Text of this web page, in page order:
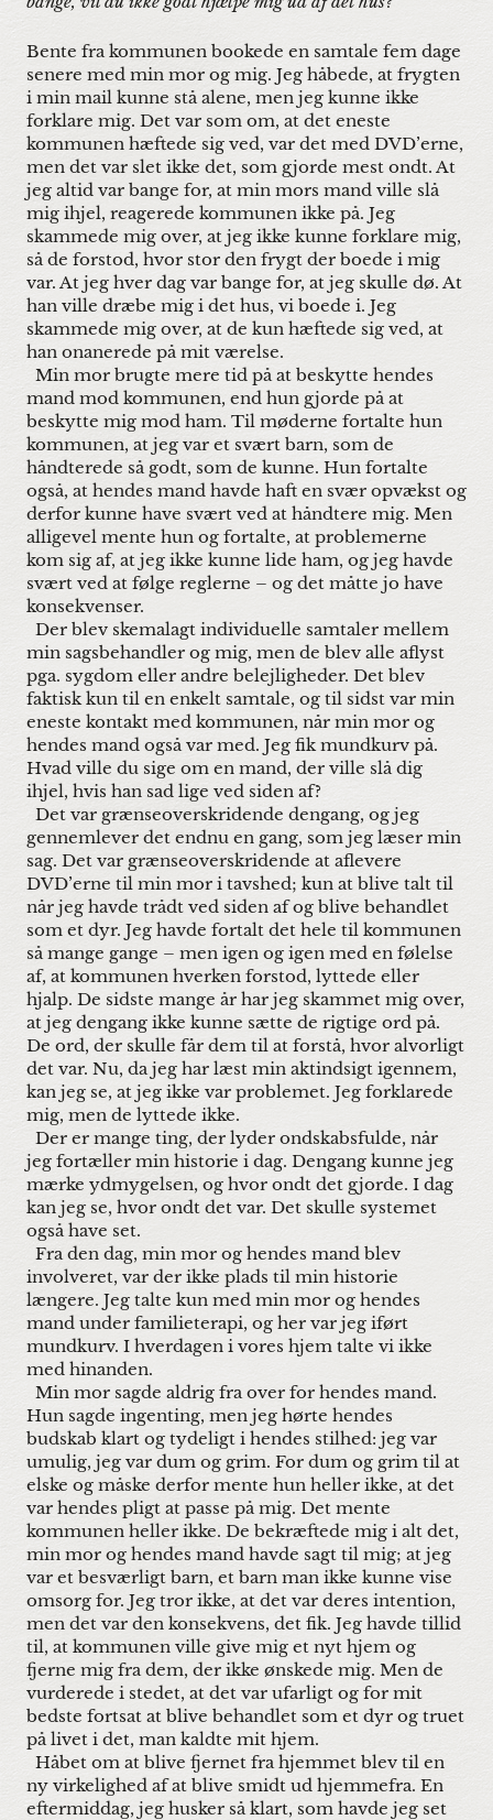
Bente fra kommunen bookede en samtale fem dage
senere med min mor og mig. Jeg håbede, at frygten
i min mail kunne stå alene, men jeg kunne ikke
forklare mig. Det var som om, at det eneste
kommunen hæftede sig ved, var det med DVD’erne,
men det var slet ikke det, som gjorde mest ondt. At
jeg altid var bange for, at min mors mand ville slå
mig ihjel, reagerede kommunen ikke på. Jeg
skammede mig over, at jeg ikke kunne forklare mig,
så de forstod, hvor stor den frygt der boede i mig
var. At jeg hver dag var bange for, at jeg skulle dø. At
han ville dræbe mig i det hus, vi boede i. Jeg
skammede mig over, at de kun hæftede sig ved, at
han onanerede på mit værelse.
Min mor brugte mere tid på at beskytte hendes
mand mod kommunen, end hun gjorde på at
beskytte mig mod ham. Til møderne fortalte hun
kommunen, at jeg var et svært barn, som de
håndterede så godt, som de kunne. Hun fortalte
også, at hendes mand havde haft en svær opvækst og
derfor kunne have svært ved at håndtere mig. Men
alligevel mente hun og fortalte, at problemerne
kom sig af, at jeg ikke kunne lide ham, og jeg havde
svært ved at følge reglerne – og det måtte jo have
konsekvenser.
Der blev skemalagt individuelle samtaler mellem
min sagsbehandler og mig, men de blev alle aflyst
pga. sygdom eller andre belejligheder. Det blev
faktisk kun til en enkelt samtale, og til sidst var min
eneste kontakt med kommunen, når min mor og
hendes mand også var med. Jeg fik mundkurv på.
Hvad ville du sige om en mand, der ville slå dig
ihjel, hvis han sad lige ved siden af?
Det var grænseoverskridende dengang, og jeg
gennemlever det endnu en gang, som jeg læser min
sag. Det var grænseoverskridende at aflevere
DVD’erne til min mor i tavshed; kun at blive talt til
når jeg havde trådt ved siden af og blive behandlet
som et dyr. Jeg havde fortalt det hele til kommunen
så mange gange – men igen og igen med en følelse
af, at kommunen hverken forstod, lyttede eller
hjalp. De sidste mange år har jeg skammet mig over,
at jeg dengang ikke kunne sætte de rigtige ord på.
De ord, der skulle får dem til at forstå, hvor alvorligt
det var. Nu, da jeg har læst min aktindsigt igennem,
kan jeg se, at jeg ikke var problemet. Jeg forklarede
mig, men de lyttede ikke.
Der er mange ting, der lyder ondskabsfulde, når
jeg fortæller min historie i dag. Dengang kunne jeg
mærke ydmygelsen, og hvor ondt det gjorde. I dag
kan jeg se, hvor ondt det var. Det skulle systemet
også have set.
Fra den dag, min mor og hendes mand blev
involveret, var der ikke plads til min historie
længere. Jeg talte kun med min mor og hendes
mand under familieterapi, og her var jeg iført
mundkurv. I hverdagen i vores hjem talte vi ikke
med hinanden.
Min mor sagde aldrig fra over for hendes mand.
Hun sagde ingenting, men jeg hørte hendes
budskab klart og tydeligt i hendes stilhed: jeg var
umulig, jeg var dum og grim. For dum og grim til at
elske og måske derfor mente hun heller ikke, at det
var hendes pligt at passe på mig. Det mente
kommunen heller ikke. De bekræftede mig i alt det,
min mor og hendes mand havde sagt til mig; at jeg
var et besværligt barn, et barn man ikke kunne vise
omsorg for. Jeg tror ikke, at det var deres intention,
men det var den konsekvens, det fik. Jeg havde tillid
til, at kommunen ville give mig et nyt hjem og
fjerne mig fra dem, der ikke ønskede mig. Men de
vurderede i stedet, at det var ufarligt og for mit
bedste fortsat at blive behandlet som et dyr og truet
på livet i det, man kaldte mit hjem.
Håbet om at blive fjernet fra hjemmet blev til en
ny virkelighed af at blive smidt ud hjemmefra. En
eftermiddag, jeg husker så klart, som havde jeg set